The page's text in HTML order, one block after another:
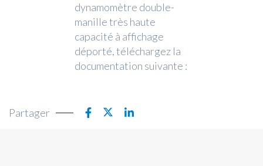
dynamomètre double-
manille très haute
capacité à affichage
déporté, téléchargez la
documentation suivante :
Partager